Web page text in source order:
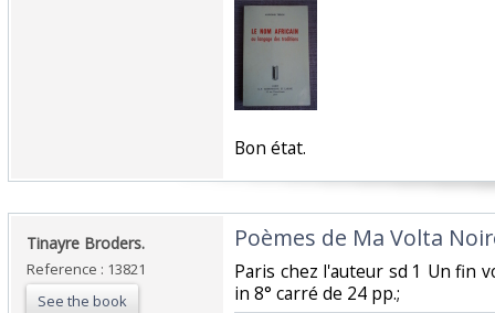
‎Bon état. ‎
‎Tinayre Broders.‎
Reference : 13821
See the book
‎Poèmes de Ma Volta
‎Paris chez l'auteur sd 1 Un fin
in 8° carré de 24 pp.; ‎